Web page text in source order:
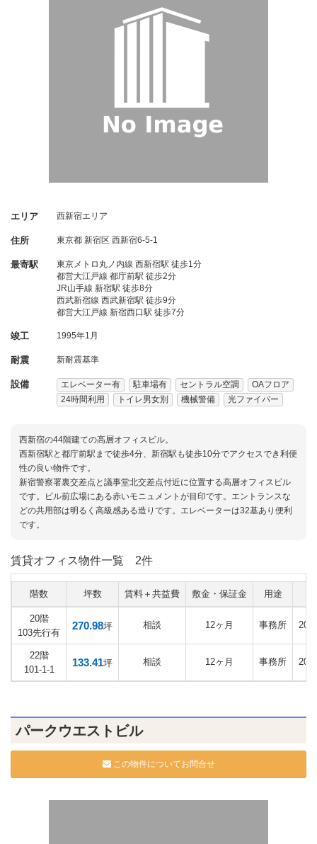
エリア 西新宿エリア
住所 東京都 新宿区 西新宿6-5-1
最寄駅
東京メトロ丸ノ内線 西新宿駅 徒歩1分
都営大江戸線 都庁前駅 徒歩2分
JR山手線 新宿駅 徒歩8分
西武新宿線 西武新宿駅 徒歩9分
都営大江戸線 新宿西口駅 徒歩7分
竣工 1995年1月
耐震 新耐震基準
設備 エレベーター有 駐車場有 セントラル空調
OAフロア
24時間利用
トイレ男女別 機械警備 光ファイバー
西新宿の44階建ての高層オフィスビル。
西新宿駅と都庁前駅まで徒歩4分、新宿駅も徒歩10分でアクセスでき利便
性の良い物件です。
新宿警察署裏交差点と議事堂北交差点付近に位置する高層オフィスビル
です。ビル前広場にある赤いモニュメントが目印です。エントランスな
どの共用部は明るく高級感ある造りです。エレベーターは32基あり便利
です。
賃貸オフィス物件一覧 2件
階数 坪数 賃料＋共益費 敷金・保証金 用途
20階
103先行有
270.98坪 相談 12ヶ月 事務所
22階
101-1-1
133.41坪 相談 12ヶ月 事務所
パークウエストビル
この物件についてお問合せ